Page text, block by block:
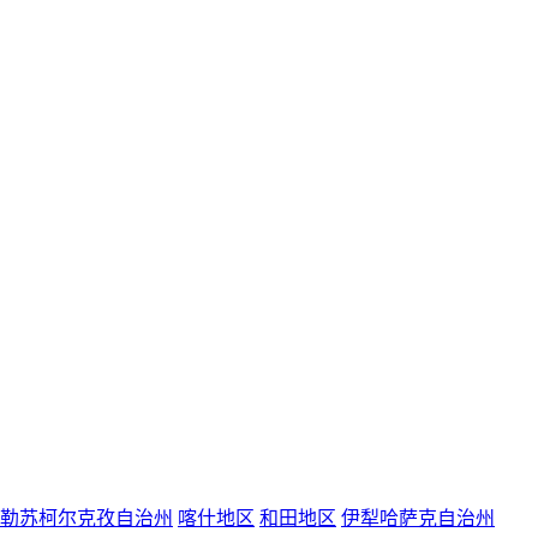
苏柯尔克孜自治州 喀什地区 和田地区 伊犁哈萨克自治州